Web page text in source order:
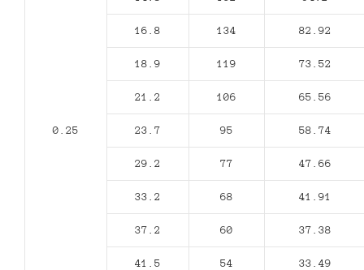
0.25
16.8 134 82.92
18.9 119 73.52
21.2 106 65.56
23.7 95 58.74
29.2 77 47.66
33.2 68 41.91
37.2 60 37.38
41.5 54 33.49